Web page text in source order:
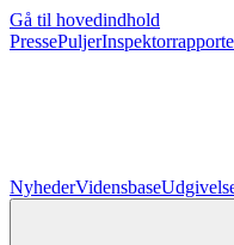
Gå til hovedindhold
PressePuljer
NyhederVidensbase